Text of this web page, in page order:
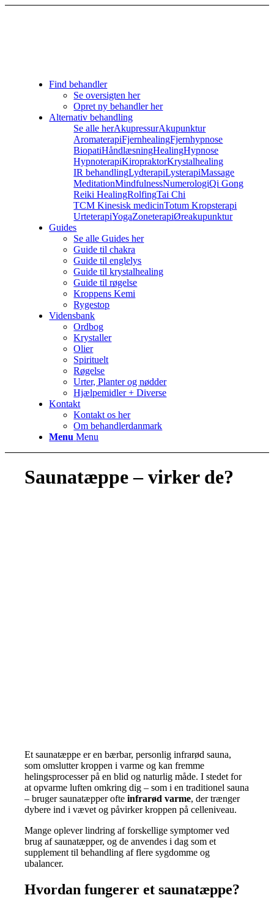
Find behandler
Se oversigten her
Opret ny behandler her
Alternativ behandling
Se alle herAkupressurAkupunktur
AromaterapiFjernhealingFjernhypnose
BiopatiHåndlæsningHealingHypnose
HypnoterapiKiropraktorKrystalhealing
IR behandlingLydterapiLysterapiMassage
MeditationMindfulnessNumerologiQi Gong
Reiki HealingRolfingTai Chi
TCM Kinesisk medicinTotum Kropsterapi
UrteterapiYogaZoneterapiØreakupunktur
Guides
Se alle Guides her
Guide til chakra
Guide til englelys
Guide til krystalhealing
Guide til røgelse
Kroppens Kemi
Rygestop
Vidensbank
Ordbog
Krystaller
Olier
Spirituelt
Røgelse
Urter, Planter og nødder
Hjælpemidler + Diverse
Kontakt
Kontakt os her
Om behandlerdanmark
Menu Menu
Saunatæppe – virker de?
Et saunatæppe er en bærbar, personlig infrarød sauna,
som omslutter kroppen i varme og kan fremme
helingsprocesser på en blid og naturlig måde. I stedet for
at opvarme luften omkring dig – som i en traditionel sauna
– bruger saunatæpper ofteinfrarød varme, der trænger
dybere ind i vævet og påvirker kroppen på celleniveau.
Mange oplever lindring af forskellige symptomer ved
brug af saunatæpper, og de anvendes i dag som et
supplement til behandling af flere sygdomme og
ubalancer.
Hvordan fungerer et saunatæppe?